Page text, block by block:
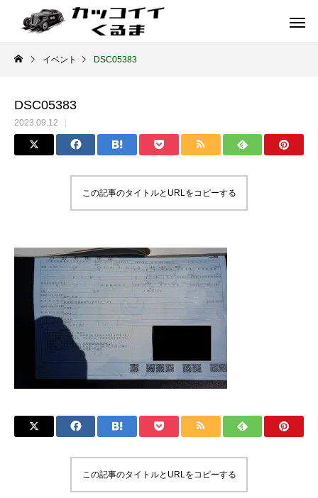
イギリス車
ENGLAND
イベント DSC05383
DSC05383
2023.09.12
この記事のタイトルとURLをコピーする
この記事のタイトルとURLをコピーする